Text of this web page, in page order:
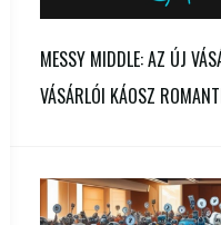
MESSY MIDDLE: AZ ÚJ
VÁSÁRLÓI KÁOSZ